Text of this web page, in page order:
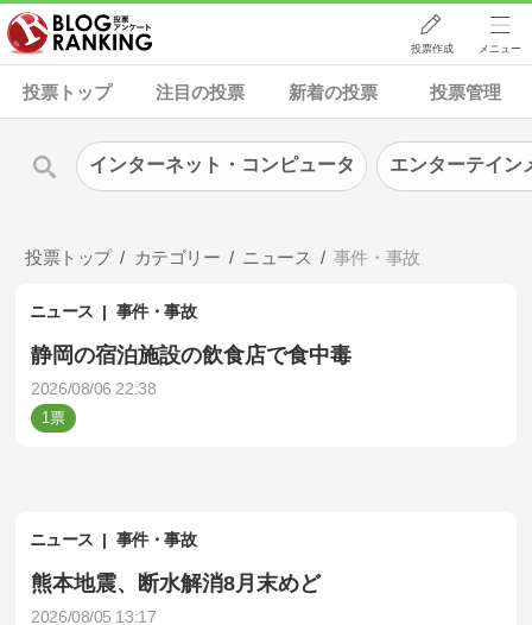
投票作成 メニュー
投票トップ 注目の投票 新着の投票 投票管理
投票トップ カテゴリー ニュース 事件・事故
ニュース 事件・事故
静岡の宿泊施設の飲食店で食中毒
2026/08/06 22:38
1
ニュース 事件・事故
熊本地震、断水解消8月末めど
2026/08/05 13:17
インターネット・コンピュータ エンターテイン